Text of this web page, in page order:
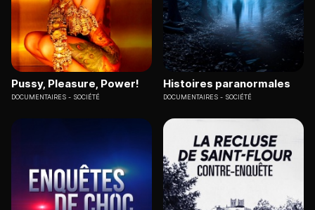
Pussy, Pleasure, Power!
DOCUMENTAIRES SOCIÉTÉ
Histoires paranormales
DOCUMENTAIRES SOCIÉTÉ